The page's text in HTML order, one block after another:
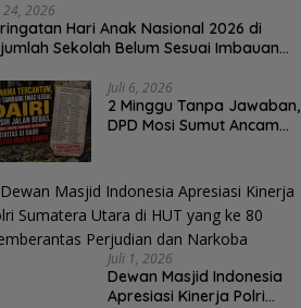
24, 2026
Hari Anak Nasional 2026 di
Sekolah Belum Sesuai Imbauan
Juli 6, 2026
2 Minggu Tanpa Jawaban,
DPD Mosi Sumut Ancam
Emas Illegal Dairi.
Desak Kapolda Sumut
Irjen Whisnu Hermawan
Bersikap Tegas .
Juli 1, 2026
Dewan Masjid Indonesia
Apresiasi Kinerja Polri